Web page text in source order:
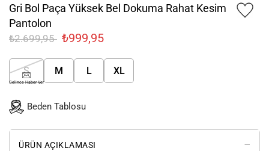
Gri Bol Paça Yüksek Bel Dokuma Rahat Kesim
Pantolon
₺2.699,95 ₺999,95
S
Gelince Haber Ver
M L XL
Beden Tablosu
ÜRÜN AÇIKLAMASI